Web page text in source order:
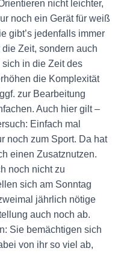
nicht leichter,
noch ein Gerät für weiß
gibt’s jedenfalls immer
Zeit, sondern auch
in die Zeit des
die Komplexität
zur Bearbeitung
Auch hier gilt –
Einfach mal
noch zum Sport. Da hat
einen Zusatznutzen.
noch nicht zu
sich am Sonntag
jährlich nötige
auch noch ab.
Sie bemächtigen sich
von ihr so viel ab,